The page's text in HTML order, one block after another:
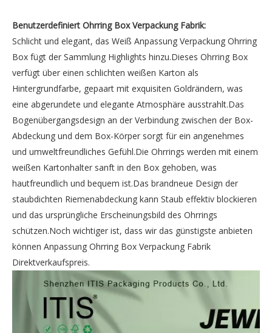
Benutzerdefiniert Ohrring Box Verpackung Fabrik:
Schlicht und elegant, das Weiß Anpassung Verpackung Ohrring
Box fügt der Sammlung Highlights hinzu.Dieses Ohrring Box
verfügt über einen schlichten weißen Karton als
Hintergrundfarbe, gepaart mit exquisiten Goldrändern, was
eine abgerundete und elegante Atmosphäre ausstrahlt.Das
Bogenübergangsdesign an der Verbindung zwischen der Box-
Abdeckung und dem Box-Körper sorgt für ein angenehmes
und umweltfreundliches Gefühl.Die Ohrrings werden mit einem
weißen Kartonhalter sanft in den Box gehoben, was
hautfreundlich und bequem ist.Das brandneue Design der
staubdichten Riemenabdeckung kann Staub effektiv blockieren
und das ursprüngliche Erscheinungsbild des Ohrrings
schützen.Noch wichtiger ist, dass wir das günstigste anbieten
können Anpassung Ohrring Box Verpackung Fabrik
Direktverkaufspreis.